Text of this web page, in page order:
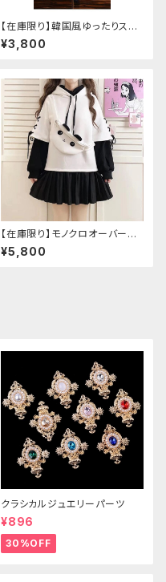
【在庫限り】韓国風ゆったりスタ
イルニットベスト ＋ ストライプシ
ャツ ベルト付き
¥3,800
【在庫限り】モノクロオーバーサ
イズパンダパーカー
¥5,800
クラシカルジュエリーパーツ
¥896
30%OFF